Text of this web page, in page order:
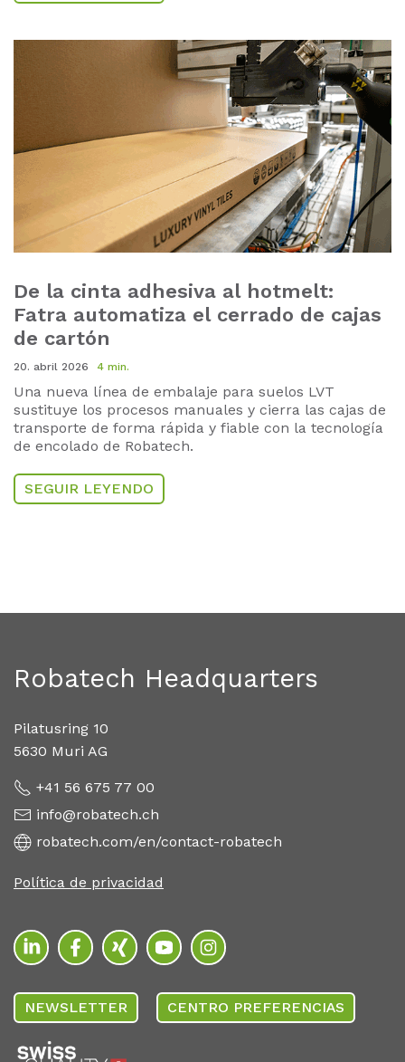
De la cinta adhesiva al hotmelt:
Fatra automatiza el cerrado de cajas
de cartón
20. abril 2026 4 min.
Una nueva línea de embalaje para suelos LVT
sustituye los procesos manuales y cierra las cajas de
transporte de forma rápida y fiable con la tecnología
de encolado de Robatech.
SEGUIR LEYENDO
Robatech Headquarters
Pilatusring 10
5630 Muri AG
+41 56 675 77 00
info@robatech.ch
robatech.com/en/contact-robatech
Política de privacidad
NEWSLETTER CENTRO PREFERENCIAS